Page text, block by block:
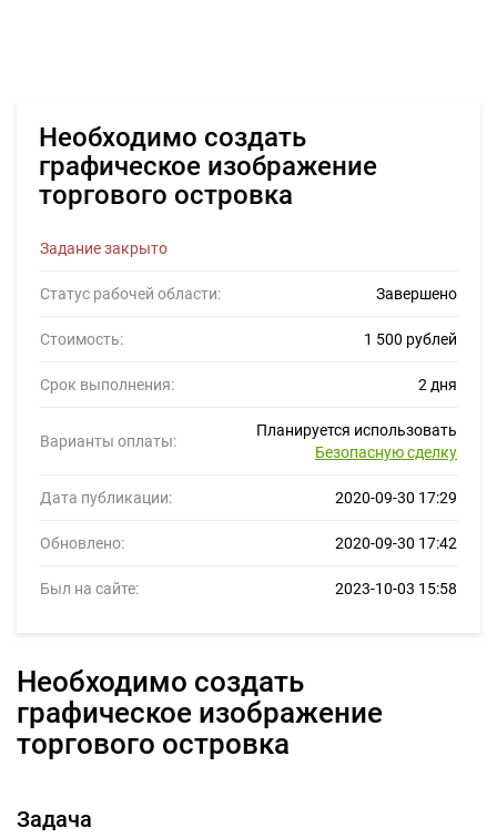
Необходимо создать
графическое изображение
торгового островка
Задание закрыто
Статус рабочей области: Завершено
Стоимость: 1 500 рублей
Срок выполнения: 2 дня
Варианты оплаты:
Планируется использовать
Безопасную сделку
Дата публикации: 2020-09-30 17:29
Обновлено: 2020-09-30 17:42
Был на сайте: 2023-10-03 15:58
Необходимо создать
графическое изображение
торгового островка
Задача